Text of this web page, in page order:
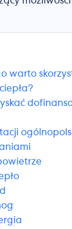
warto